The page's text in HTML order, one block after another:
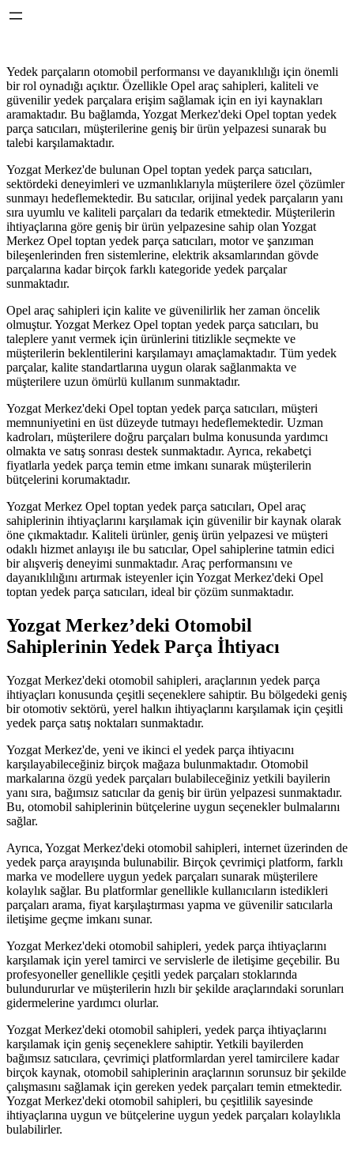
Yedek parçaların otomobil performansı ve dayanıklılığı için önemli
bir rol oynadığı açıktır. Özellikle Opel araç sahipleri, kaliteli ve
güvenilir yedek parçalara erişim sağlamak için en iyi kaynakları
aramaktadır. Bu bağlamda, Yozgat Merkez'deki Opel toptan yedek
parça satıcıları, müşterilerine geniş bir ürün yelpazesi sunarak bu
talebi karşılamaktadır.
Yozgat Merkez'de bulunan Opel toptan yedek parça satıcıları,
sektördeki deneyimleri ve uzmanlıklarıyla müşterilere özel çözümler
sunmayı hedeflemektedir. Bu satıcılar, orijinal yedek parçaların yanı
sıra uyumlu ve kaliteli parçaları da tedarik etmektedir. Müşterilerin
ihtiyaçlarına göre geniş bir ürün yelpazesine sahip olan Yozgat
Merkez Opel toptan yedek parça satıcıları, motor ve şanzıman
bileşenlerinden fren sistemlerine, elektrik aksamlarından gövde
parçalarına kadar birçok farklı kategoride yedek parçalar
sunmaktadır.
Opel araç sahipleri için kalite ve güvenilirlik her zaman öncelik
olmuştur. Yozgat Merkez Opel toptan yedek parça satıcıları, bu
taleplere yanıt vermek için ürünlerini titizlikle seçmekte ve
müşterilerin beklentilerini karşılamayı amaçlamaktadır. Tüm yedek
parçalar, kalite standartlarına uygun olarak sağlanmakta ve
müşterilere uzun ömürlü kullanım sunmaktadır.
Yozgat Merkez'deki Opel toptan yedek parça satıcıları, müşteri
memnuniyetini en üst düzeyde tutmayı hedeflemektedir. Uzman
kadroları, müşterilere doğru parçaları bulma konusunda yardımcı
olmakta ve satış sonrası destek sunmaktadır. Ayrıca, rekabetçi
fiyatlarla yedek parça temin etme imkanı sunarak müşterilerin
bütçelerini korumaktadır.
Yozgat Merkez Opel toptan yedek parça satıcıları, Opel araç
sahiplerinin ihtiyaçlarını karşılamak için güvenilir bir kaynak olarak
öne çıkmaktadır. Kaliteli ürünler, geniş ürün yelpazesi ve müşteri
odaklı hizmet anlayışı ile bu satıcılar, Opel sahiplerine tatmin edici
bir alışveriş deneyimi sunmaktadır. Araç performansını ve
dayanıklılığını artırmak isteyenler için Yozgat Merkez'deki Opel
toptan yedek parça satıcıları, ideal bir çözüm sunmaktadır.
Yozgat Merkez’deki Otomobil
Sahiplerinin Yedek Parça İhtiyacı
Yozgat Merkez'deki otomobil sahipleri, araçlarının yedek parça
ihtiyaçları konusunda çeşitli seçeneklere sahiptir. Bu bölgedeki geniş
bir otomotiv sektörü, yerel halkın ihtiyaçlarını karşılamak için çeşitli
yedek parça satış noktaları sunmaktadır.
Yozgat Merkez'de, yeni ve ikinci el yedek parça ihtiyacını
karşılayabileceğiniz birçok mağaza bulunmaktadır. Otomobil
markalarına özgü yedek parçaları bulabileceğiniz yetkili bayilerin
yanı sıra, bağımsız satıcılar da geniş bir ürün yelpazesi sunmaktadır.
Bu, otomobil sahiplerinin bütçelerine uygun seçenekler bulmalarını
sağlar.
Ayrıca, Yozgat Merkez'deki otomobil sahipleri, internet üzerinden de
yedek parça arayışında bulunabilir. Birçok çevrimiçi platform, farklı
marka ve modellere uygun yedek parçaları sunarak müşterilere
kolaylık sağlar. Bu platformlar genellikle kullanıcıların istedikleri
parçaları arama, fiyat karşılaştırması yapma ve güvenilir satıcılarla
iletişime geçme imkanı sunar.
Yozgat Merkez'deki otomobil sahipleri, yedek parça ihtiyaçlarını
karşılamak için yerel tamirci ve servislerle de iletişime geçebilir. Bu
profesyoneller genellikle çeşitli yedek parçaları stoklarında
bulundururlar ve müşterilerin hızlı bir şekilde araçlarındaki sorunları
gidermelerine yardımcı olurlar.
Yozgat Merkez'deki otomobil sahipleri, yedek parça ihtiyaçlarını
karşılamak için geniş seçeneklere sahiptir. Yetkili bayilerden
bağımsız satıcılara, çevrimiçi platformlardan yerel tamircilere kadar
birçok kaynak, otomobil sahiplerinin araçlarının sorunsuz bir şekilde
çalışmasını sağlamak için gereken yedek parçaları temin etmektedir.
Yozgat Merkez'deki otomobil sahipleri, bu çeşitlilik sayesinde
ihtiyaçlarına uygun ve bütçelerine uygun yedek parçaları kolaylıkla
bulabilirler.